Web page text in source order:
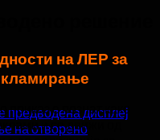
предводена дисплеј
на отворено
решение
на ЛЕР за
приказ е познат како
се движи од